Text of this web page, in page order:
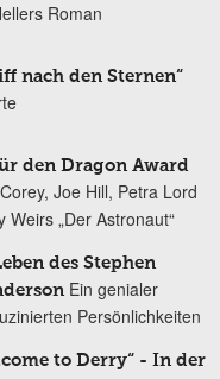
Roman
nach den Sternen“
den Dragon Award
Joe Hill, Petra Lord
„Der Astronaut“
des Stephen
Ein genialer
Persönlichkeiten
to Derry“ - In der